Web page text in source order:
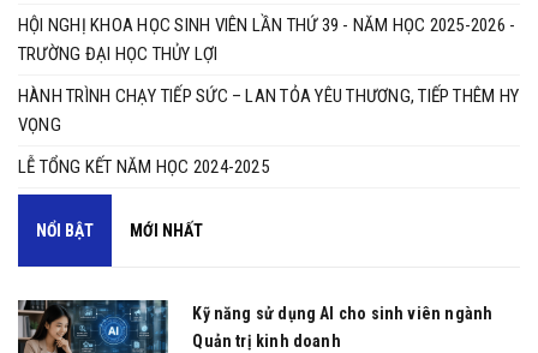
2025"
HỘI NGHỊ KHOA HỌC SINH VIÊN LẦN THỨ 39 - NĂM HỌC 2025-2026 -
TRƯỜNG ĐẠI HỌC THỦY LỢI ​​​​​​​
HÀNH TRÌNH CHẠY TIẾP SỨC – LAN TỎA YÊU THƯƠNG, TIẾP THÊM HY
VỌNG
LỄ TỔNG KẾT NĂM HỌC 2024-2025
NỔI BẬT MỚI NHẤT
Kỹ năng sử dụng AI cho sinh viên ngành
Quản trị kinh doanh